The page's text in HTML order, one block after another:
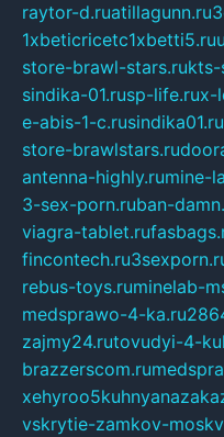
raytor-d.ruatillagunn.ru
1xbeticricetc1xbetti5.ru
store-brawl-stars.rukts-
sindika-01.rusp-life.rux-
e-abis-1-c.rusindika01.ru
store-brawlstars.ru
antenna-highly.rumine-
3-sex-porn.ruban-
viagra-tablet.ru
fincontech.ru
rebus-toys.ruminelab-
medsprawo-4-ka.ru
zajmy24.rutovudyi-4-
brazzerscom.ru
vskrytie-zamkov-